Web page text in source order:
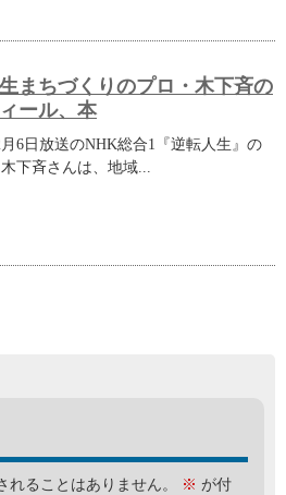
まちづくりのプロ・木下斉の
ール、本
月6日放送のNHK総合1『逆転人生』の
下斉さんは、地域...
れることはありません。 ※ が付